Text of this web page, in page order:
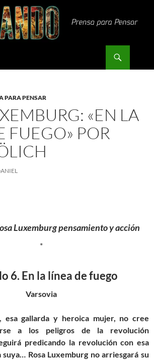
PARA PENSAR
«EN LA
FUEGO» POR
Luxemburg pensamiento y acción
*
6. En la línea de fuego
Varsovia
esa gallarda y heroica mujer, no cree
a los peligros de la revolución
predicando la revolución con esa
Rosa Luxemburg no arriesgará su